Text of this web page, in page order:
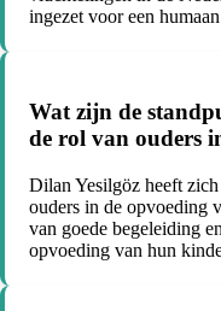
ingezet voor een
Wat zijn de
de rol van ouders
Dilan Yesilgöz heeft
ouders in de opvoeding
van goede begeleiding
opvoeding van hun